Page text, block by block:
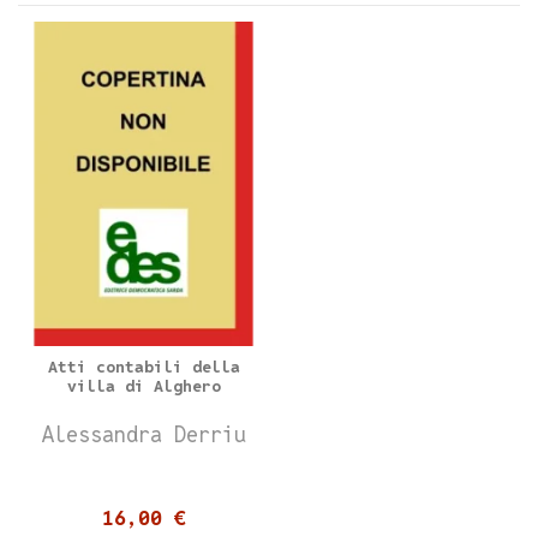
Atti contabili della
villa di Alghero
Alessandra Derriu
16,00 €